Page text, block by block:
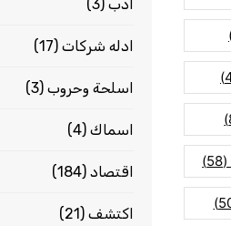
(58)
ادب (3)
ادله شركات (17)
اسلحة وحروب (3)
اسماك (4)
اقتصاد (184)
اكتشف (21)